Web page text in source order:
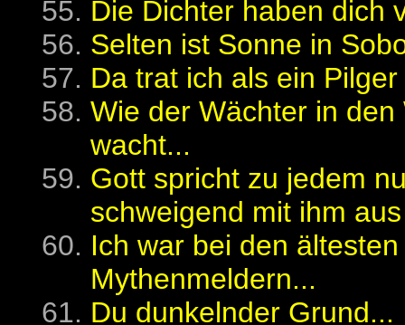
Die Dichter haben dich
Selten ist Sonne in
Da trat ich als ein
Wie der Wächter in
wacht...
Gott spricht zu jedem
schweigend mit ihm
Ich war bei den
Mythenmeldern...
Du dunkelnder Grund...